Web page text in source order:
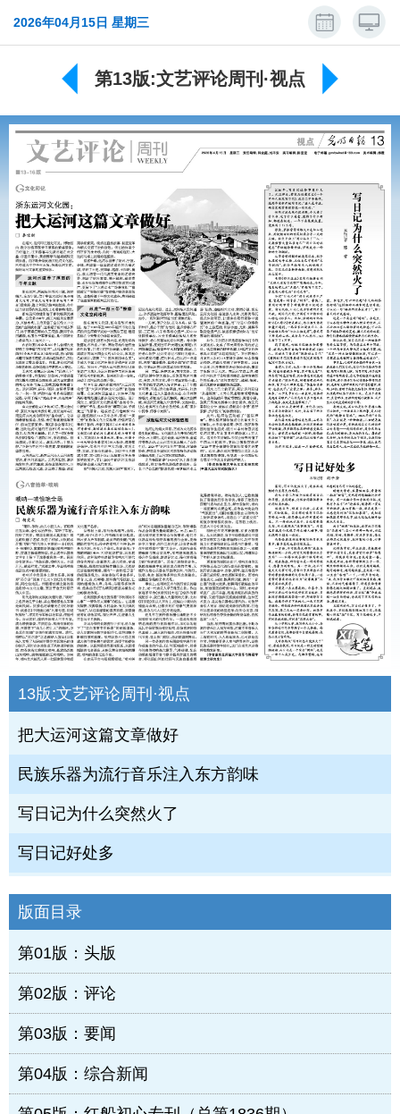
2026年04月15日 星期三
第13版:文艺评论周刊·视点
13版:文艺评论周刊·视点
把大运河这篇文章做好
民族乐器为流行音乐注入东方韵味
写日记为什么突然火了
写日记好处多
版面目录
第01版：头版
第02版：评论
第03版：要闻
第04版：综合新闻